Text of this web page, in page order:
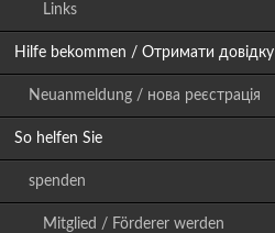
Links
Hilfe bekommen / Отримати довідку
Neuanmeldung / нова реєстрація
So helfen Sie
spenden
Mitglied / Förderer werden